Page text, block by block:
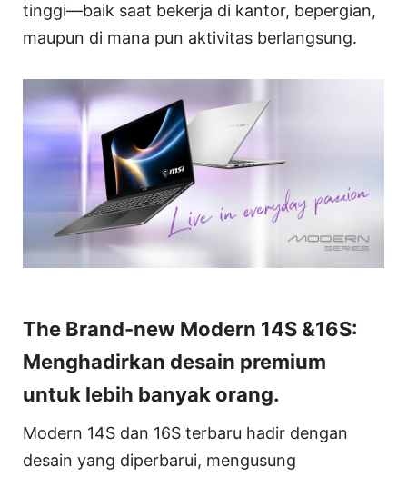
tinggi—baik saat bekerja di kantor, bepergian,
maupun di mana pun aktivitas berlangsung.
The Brand-new Modern 14S &16S:
Menghadirkan desain premium
untuk lebih banyak orang.
Modern 14S dan 16S terbaru hadir dengan
desain yang diperbarui, mengusung